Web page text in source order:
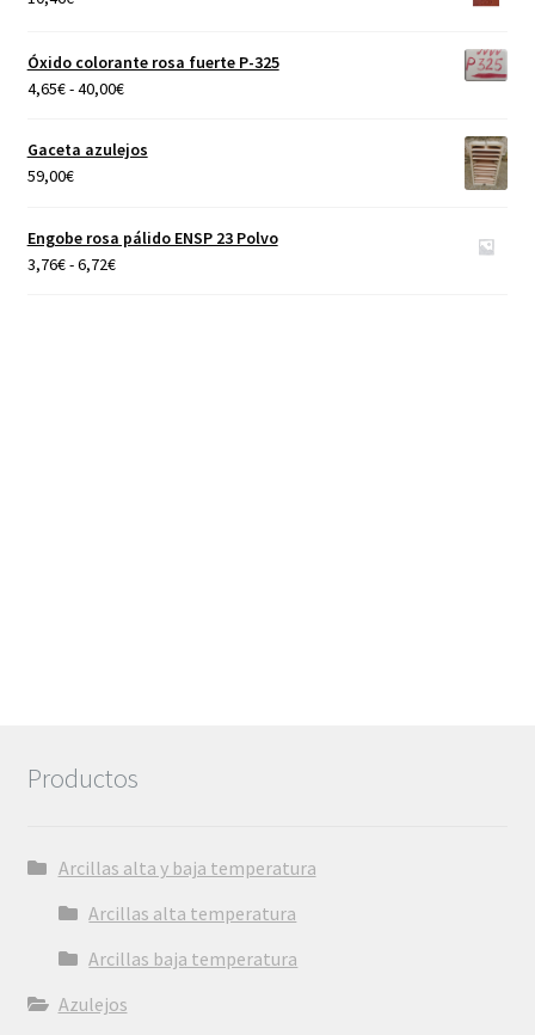
40,00€
Óxido colorante rosa fuerte P-325
4,65€-40,00€Rango
precios:
desde
40,00€
Gaceta azulejos
59,00€
Engobe rosa pálido ENSP 23 Polvo
3,76€-6,72€Rango
Productos
Arcillas alta y baja temperatura
Arcillas alta temperatura
Arcillas baja temperatura
Azulejos